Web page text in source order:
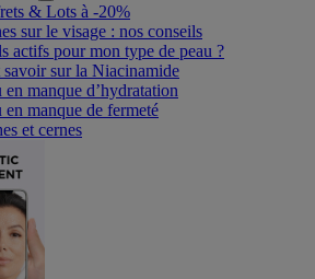
& Lots à -20%
sur le visage : nos conseils
actifs pour mon type de peau ?
savoir sur la Niacinamide​
en manque d’hydratation
en manque de fermeté
et cernes